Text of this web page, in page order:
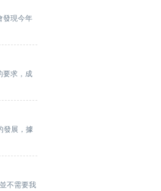
發現今年
要求，成
發展，據
不需要我